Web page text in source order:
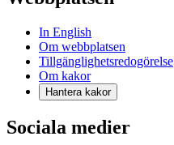
In English
Om webbplatsen
Tillgänglighetsredogörelse
Om kakor
Hantera kakor
Sociala medier